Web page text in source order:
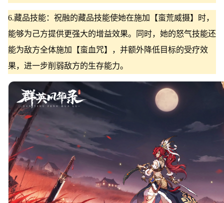
6.藏品技能：祝融的藏品技能使她在施加【蛮荒威摄】时，
能够为己方提供更强大的增益效果。同时，她的怒气技能还
能为敌方全体施加【蛮血咒】，并额外降低目标的受疗效
果，进一步削弱敌方的生存能力。